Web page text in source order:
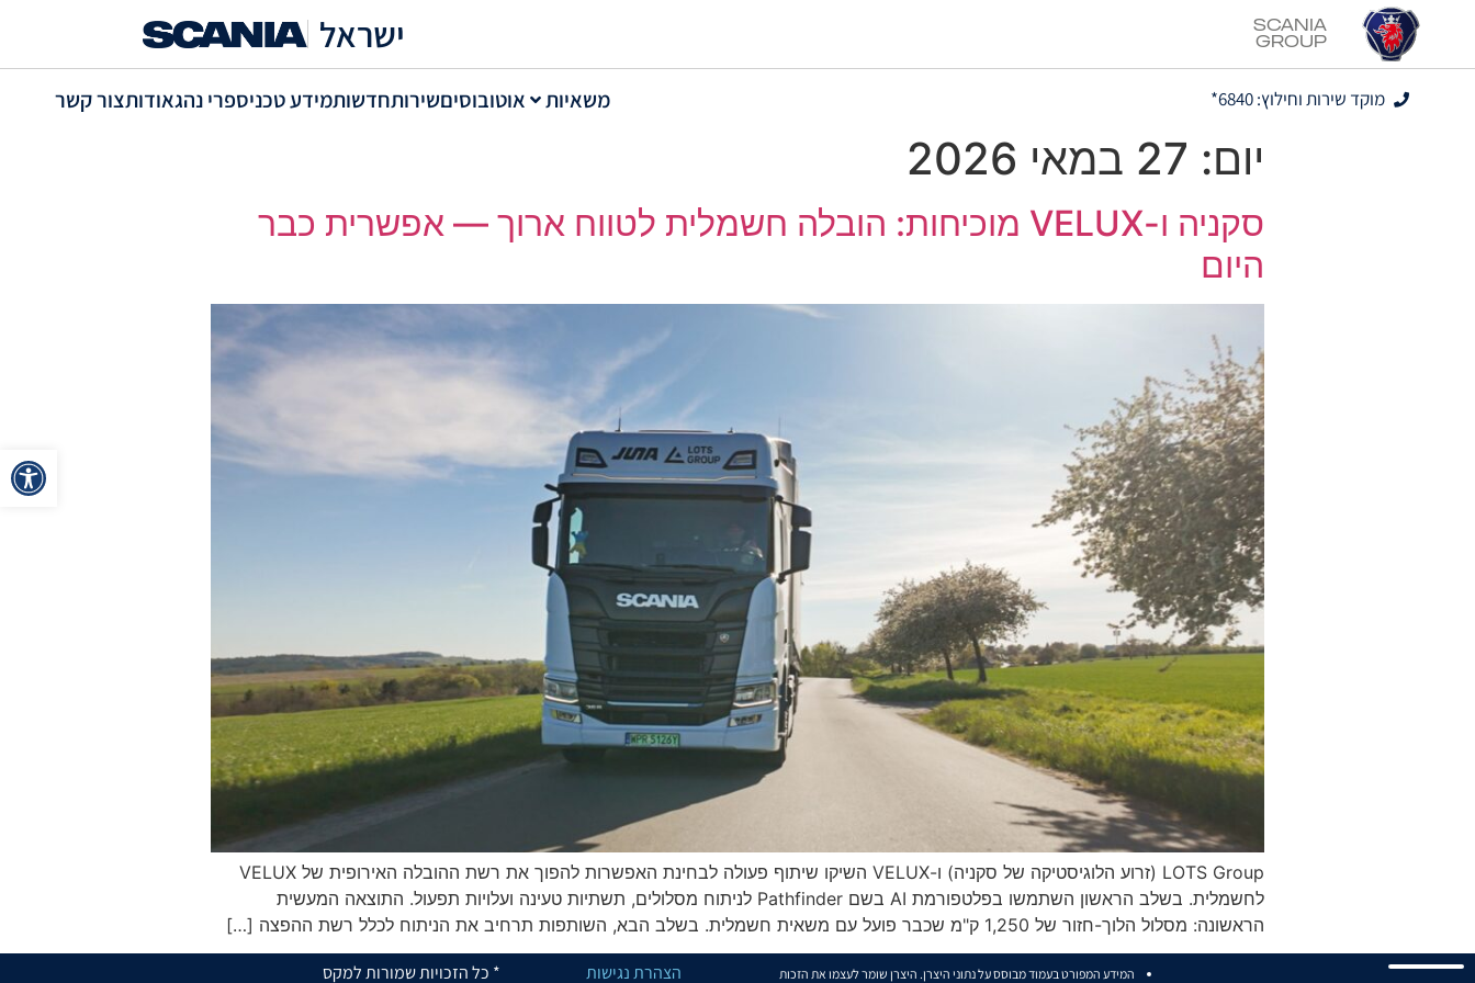
Scania
Group
ישראל
מוקד שירות וחילוץ: 6840* משאיות אוטובוסיםשירותחדשותמידע טכניספרי נהגאודותצור קשר
יום: 27 במאי 2026
סקניה ו-VELUX מוכיחות: הובלה חשמלית לטווח ארוך — אפשרית כבר
היום
LOTS Group (זרוע הלוגיסטיקה של סקניה) ו-VELUX השיקו שיתוף פעולה לבחינת האפשרות להפוך את רשת ההובלה האירופית של VELUX
לחשמלית. בשלב הראשון השתמשו בפלטפורמת AI בשם Pathfinder לניתוח מסלולים, תשתיות טעינה ועלויות תפעול. התוצאה המעשית
הראשונה: מסלול הלוך-חזור של 1,250 ק"מ שכבר פועל עם משאית חשמלית. בשלב הבא, השותפות תרחיב את הניתוח לכלל רשת ההפצה […]
המידע המפורט בעמוד מבוסס על נתוני היצרן. היצרן שומר לעצמו את הזכות הצהרת נגישות * כל הזכויות שמורות למקס